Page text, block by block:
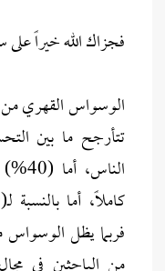
فجزاك الله خيراً
الوسواس القهري من
فربما يظل الوسواس